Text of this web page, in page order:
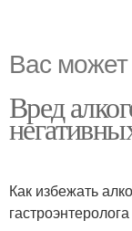
Вас может
Вред
Как избежать